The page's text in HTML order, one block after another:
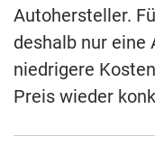
Autohersteller.
deshalb nur eine
niedrigere
Preis wieder